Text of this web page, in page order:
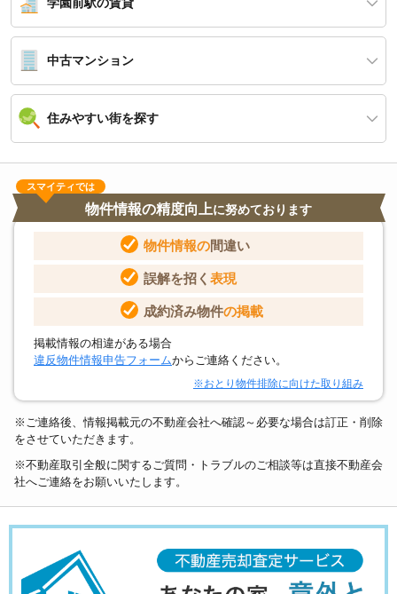
中古マンション
住みやすい街を探す
スマイティでは
物件情報の精度向上に努めております
物件情報の間違い
誤解を招く 表現
成約済み物件の掲載
掲載情報の相違がある場合
違反物件情報申告フォームからご連絡ください。
※おとり物件排除に向けた取り組み
※ご連絡後、情報掲載元の不動産会社へ確認～必要な場合は訂正・削除
をさせていただきます。
※不動産取引全般に関するご質問・トラブルのご相談等は直接不動産会
社へご連絡をお願いいたします。